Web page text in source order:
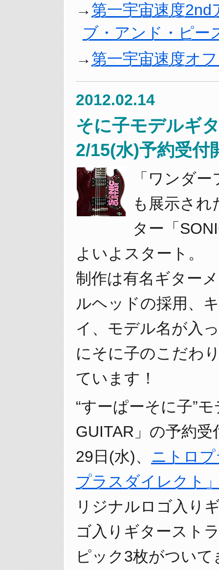
第一宇宙速度
ブ・アンド・ピー
第一宇宙速度オ
2012.02.14
そに子モデルギ
2/15(水)予約受付
「ワンダ
も展示され
ター「
よいよスタート。
制作は有名ギター
ルヘッドの採用、
イ、モデル名が入
にそに子のこだわ
ています！
“すーぱーそに子”
GUITAR」の予約
29日(水)、 ニトロ
プラスダイレクト
リジナルロゴ入り
ゴ入りギタースト
ピック3枚がつい